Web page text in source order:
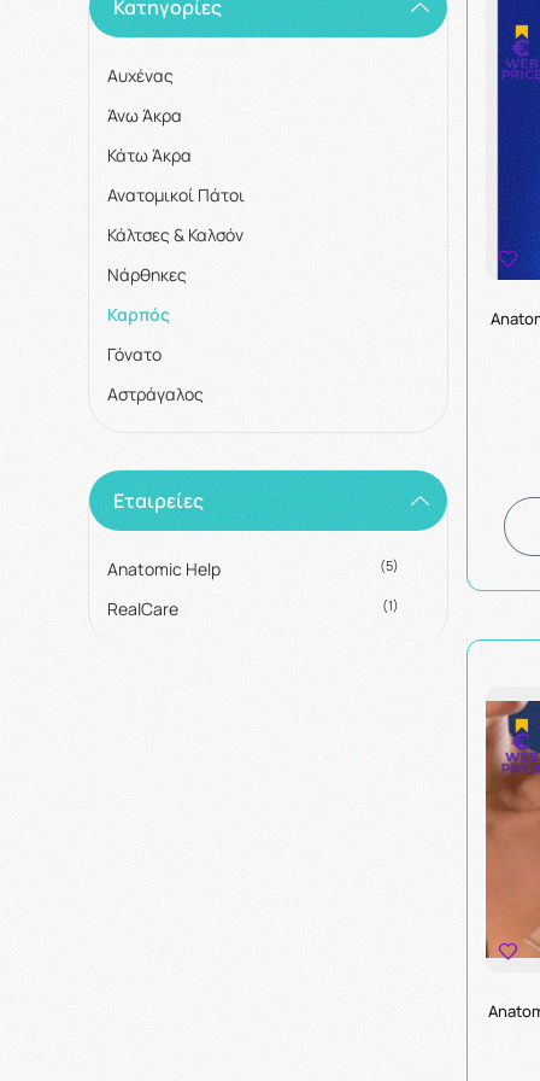
Κατηγορίες
Αυχένας
Άνω Άκρα
Κάτω Άκρα
Ανατομικοί Πάτοι
Κάλτσες & Καλσόν
Νάρθηκες
Καρπός
Γόνατο
Αστράγαλος
Εταιρείες
Anatomic Help (5)
RealCare (1)